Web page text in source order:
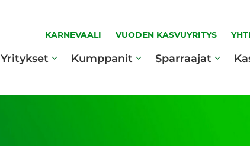
KARNEVAALI VUODEN KASVUYRITYS
Yritykset Kumppanit Sparraajat